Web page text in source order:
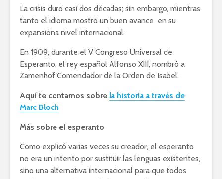
La crisis duró casi dos décadas; sin embargo, mientras
tanto el idioma mostró un buen avance en su
expansióna nivel internacional.
En 1909, durante el V Congreso Universal de
Esperanto, el rey español Alfonso XIII, nombró a
Zamenhof Comendador de la Orden de Isabel.
Aquí te contamos sobre la historia a través de
Marc Bloch
Más sobre el esperanto
Como explicó varias veces su creador, el esperanto
no era un intento por sustituir las lenguas existentes,
sino una alternativa internacional para que todos